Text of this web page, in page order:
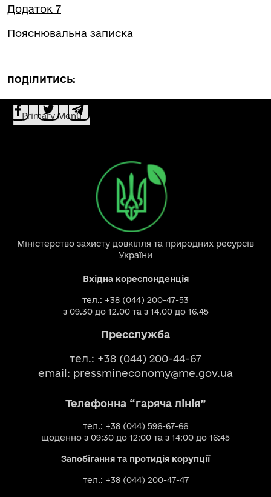
Додаток 7
Пояснювальна записка
ПОДІЛИТИСЬ:
Primary Menu
Міністерство захисту довкілля та природних ресурсів
України
Вхідна кореспонденція
тел.: +38 (044) 200-47-53
з 09.30 до 12.00 та з 14.00 до 16.45
Пресслужба
тел.: +38 (044) 200-44-67
email: pressmineconomy@me.gov.ua
Телефонна “гаряча лінія”
тел.: +38 (044) 596-67-66
щоденно з 09:30 до 12:00 та з 14:00 до 16:45
Запобігання та протидія корупції
тел.: +38 (044) 200-47-47